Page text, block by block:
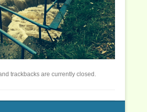
trackbacks are currently closed.